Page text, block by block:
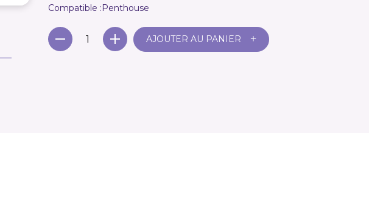
Compatible :Penthouse
AJOUTER AU PANIER +